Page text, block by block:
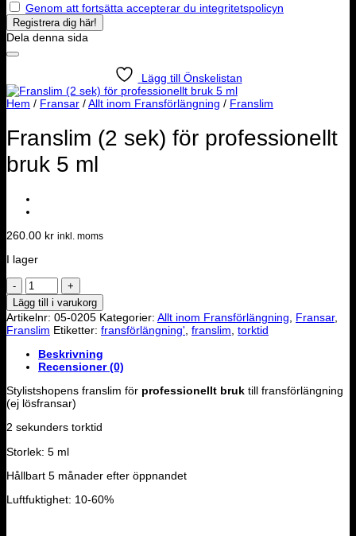
Genom att fortsätta accepterar du integritetspolicyn
Dela denna sida
Lägg till Önskelistan
Hem / Fransar /Allt inom Fransförlängning / Franslim
Franslim (2 sek) för professionellt
bruk 5 ml
260.00 kr inkl. moms
I lager
Franslim
(2
sek)
för
professionellt
5
ml
mängd
Lägg till i varukorg
Artikelnr: 05-0205 Kategorier: Allt inom Fransförlängning Fransar,
Franslim Etiketter: fransförlängning' franslim torktid
Beskrivning
Recensioner (0)
Stylistshopens franslim för professionellt bruk till fransförlängning
(ej lösfransar)
2 sekunders torktid
Storlek: 5 ml
Hållbart 5 månader efter öppnandet
Luftfuktighet: 10-60%